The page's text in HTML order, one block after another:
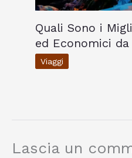
Quali Sono i
ed Economici
Viaggi
Lascia un